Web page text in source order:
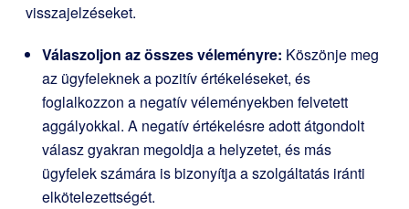
visszajelzéseket.
Válaszoljon az összes véleményre: Köszönje meg
az ügyfeleknek a pozitív értékeléseket, és
foglalkozzon a negatív véleményekben felvetett
aggályokkal. A negatív értékelésre adott átgondolt
válasz gyakran megoldja a helyzetet, és más
ügyfelek számára is bizonyítja a szolgáltatás iránti
elkötelezettségét.